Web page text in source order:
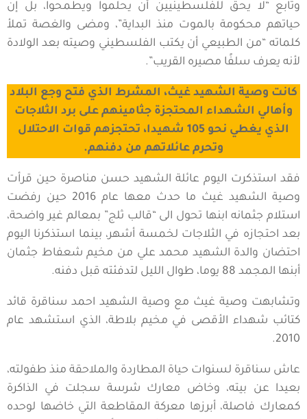
وتابع “لا يحق للفلسطينيين أن يحلموا ويطمحوا، بل إن
حياتهم محكومة بالموت منذ البداية”، ومضى والغصة تملأ
كلماته “من الطبيعي أن يكتب الفلسطيني وصيته بعد الولادة
لأنه يعرف سلفًا مصيره القريب”.
كانت وصية الشهيد غيث، المشرط الذي فتح وجع البلاد
وأهالي الشهداء المحتجزة جثامينهم على برد الثلاجات
الذي يغطي نحو 105 شهيدا، تحتجزهم قوات الاحتلال
وتحرم عائلاتهم من دفنهم.
فقد استذكرت اليوم عائلة الشهيد حسن مناصرة حين قرأت
وصية الشهيد غيث ما حدث معها عام 2016 حين رفضت
استلام جثمانه ابنها تحول الى “قالب ثلج” بمعالم غير واضحة،
بعد احتجازه في الثلاجات لخمسة أشهر، بينما استذكرنا اليوم
احتضان والدة الشهيد محمد علي من مخيم شعفاط جثمان
أبنها المجمد 88 يوما، طوال الليل لتدفئته قبل دفنه.
وتشابهت وصية غيث مع وصية الشهيد احمد سناقرة قائد
كتائب شهداء الأقصى في مخيم بلاطة، الذي استشهد عام
2010.
عاش سناقرة لسنوات حياة المطاردة والملاحقة منذ طفولته،
بعيدا عن بيته، وخاض معارك شرسة سجلت في الذاكرة
كمعارك فاصلة، أبرزها معركة المقاطعة التي خاضها لوحده